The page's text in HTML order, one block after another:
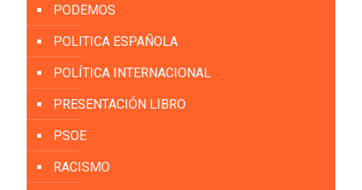
PODEMOS
POLITICA ESPAÑOLA
POLÍTICA INTERNACIONAL
PRESENTACIÓN LIBRO
PSOE
RACISMO